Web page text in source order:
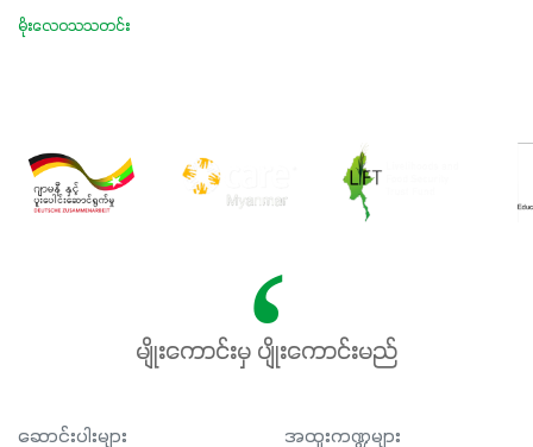
မိုးလေဝသသတင်း
မျိုးကောင်းမှ ပျိုးကောင်းမည်
ဆောင်းပါးများ အထူးကဏ္ဍများ